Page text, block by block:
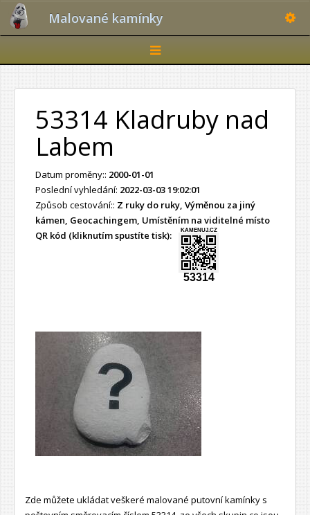
Malované kamínky
Toggle
navigation
53314 Kladruby nad
Labem
Datum proměny:: 2000-01-01
Poslední vyhledání: 2022-03-03 19:02:01
Způsob cestování:: Z ruky do ruky, Výměnou za jiný
kámen, Geocachingem, Umístěním na viditelné místo
QR kód (kliknutím spustíte tisk):
KAMENUJ.CZ
53314
Zde můžete ukládat veškeré malované putovní kamínky s